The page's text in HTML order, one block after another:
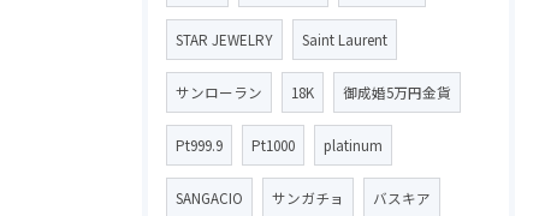
STAR JEWELRY Saint Laurent
サンローラン 18K 御成婚5万円金貨
Pt999.9 Pt1000 platinum
SANGACIO サンガチョ バスキア